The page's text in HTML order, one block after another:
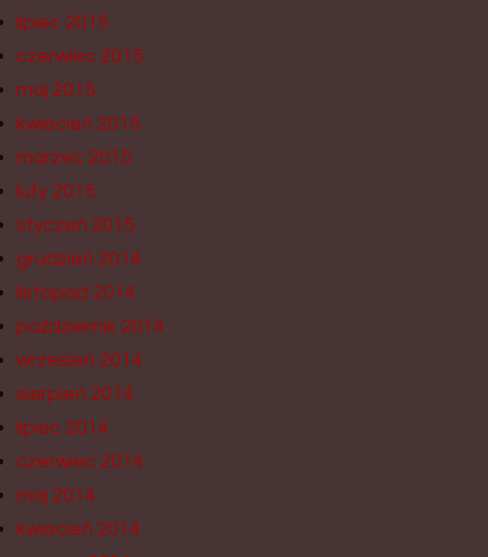
lipiec 2015
czerwiec 2015
maj 2015
kwiecień 2015
marzec 2015
luty 2015
styczeń 2015
grudzień 2014
listopad 2014
październik 2014
wrzesień 2014
sierpień 2014
lipiec 2014
czerwiec 2014
maj 2014
kwiecień 2014